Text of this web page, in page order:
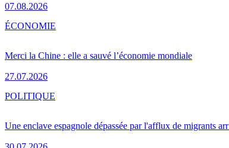
07.08.2026
Merci la Chine : elle a sauvé l’économie mondiale
27.07.2026
ÉCONOMIE
Une enclave espagnole dépassée par l'afflux de migrants
POLITIQUE